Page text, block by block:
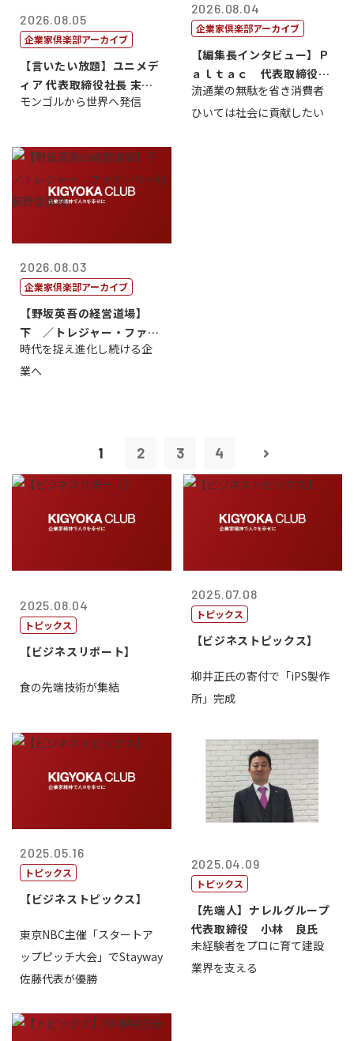
2026.08.05
企業家倶楽部アーカイブ
【言いたい放題】ユニメデ
ィア 代表取締役社長 末田
真
モンゴルから世界へ発信
2026.08.04
企業家倶楽部アーカイブ
【編集長インタビュー】Ｐ
ａｌｔａｃ 代表取締役会
長三木田國夫
流通業の無駄を省き消費者
ひいては社会に貢献したい
2026.08.03
企業家倶楽部アーカイブ
【野坂英吾の経営道場】
下 ／トレジャー・ファク
トリー社長野坂...
時代を捉え進化し続ける企
業へ
1 2 3 4
2025.08.04
トピックス
【ビジネスリポート】
食の先端技術が集結
2025.07.08
トピックス
【ビジネストピックス】
柳井正氏の寄付で「iPS製作
所」完成
2025.05.16
トピックス
【ビジネストピックス】
東京NBC主催「スタートア
ップピッチ大会」でStayway
佐藤代表が優勝
2025.04.09
トピックス
【先端人】ナレルグループ
代表取締役 小林 良氏
未経験者をプロに育て建設
業界を支える